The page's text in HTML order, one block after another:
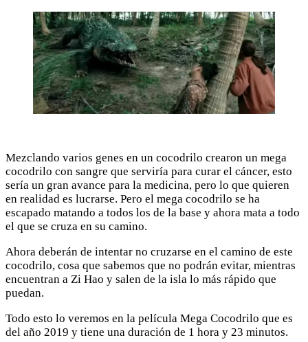
Mezclando varios genes en un cocodrilo crearon un mega
cocodrilo con sangre que serviría para curar el cáncer, esto
sería un gran avance para la medicina, pero lo que quieren
en realidad es lucrarse. Pero el mega cocodrilo se ha
escapado matando a todos los de la base y ahora mata a todo
el que se cruza en su camino.
Ahora deberán de intentar no cruzarse en el camino de este
cocodrilo, cosa que sabemos que no podrán evitar, mientras
encuentran a Zi Hao y salen de la isla lo más rápido que
puedan.
Todo esto lo veremos en la película Mega Cocodrilo que es
del año 2019 y tiene una duración de 1 hora y 23 minutos.